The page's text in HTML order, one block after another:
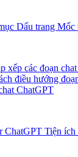
Dấu trang Mốc
xếp các đoạn
điều hướng
ChatGPT
ChatGPT Tiện ích